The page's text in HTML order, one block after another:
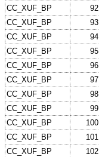
CC_XUF_BP
92
CC_XUF_BP
93
CC_XUF_BP
94
CC_XUF_BP
95
CC_XUF_BP
96
CC_XUF_BP
97
CC_XUF_BP
98
CC_XUF_BP
99
CC_XUF_BP
100
CC_XUF_BP
101
CC_XUF_BP
102